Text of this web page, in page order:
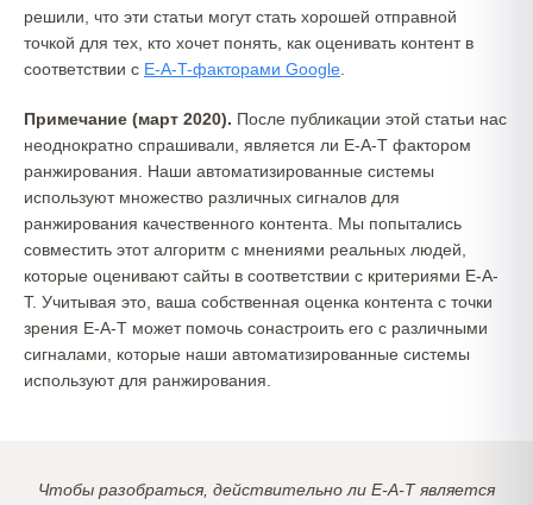
решили, что эти статьи могут стать хорошей отправной
точкой для тех, кто хочет понять, как оценивать контент в
соответствии с E-A-T-факторами Google
Примечание (март 2020). После публикации этой статьи нас
неоднократно спрашивали, является ли E-A-T фактором
ранжирования. Наши автоматизированные системы
используют множество различных сигналов для
ранжирования качественного контента. Мы попытались
совместить этот алгоритм с мнениями реальных людей,
которые оценивают сайты в соответствии с критериями E-A-
T. Учитывая это, ваша собственная оценка контента с точки
зрения E-A-T может помочь сонастроить его с различными
сигналами, которые наши автоматизированные системы
используют для ранжирования.
Чтобы разобраться, действительно ли E-A-T является